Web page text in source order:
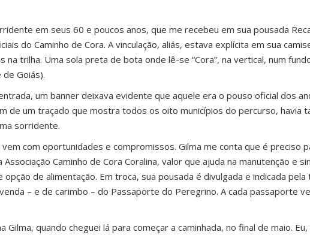
em seus 60 e poucos anos, que me recebeu em sua pousada
do Caminho de Cora. A vinculação, aliás, estava explícita em sua
trilha. Uma sola preta de bota onde lê-se “Cora”, na vertical, num
Goiás).
um banner deixava evidente que aquele era o pouso oficial dos
de um traçado que mostra todos os oito municípios do percurso, havia
sorridente.
com oportunidades e compromissos. Gilma me conta que é preciso
Caminho de Cora Coralina, valor que ajuda na manutenção e
de alimentação. Em troca, sua pousada é divulgada e indicada pela
– e de carimbo – do Passaporte do Peregrino. A cada passaporte
quando cheguei lá para começar a caminhada, no final de maio. Eu,